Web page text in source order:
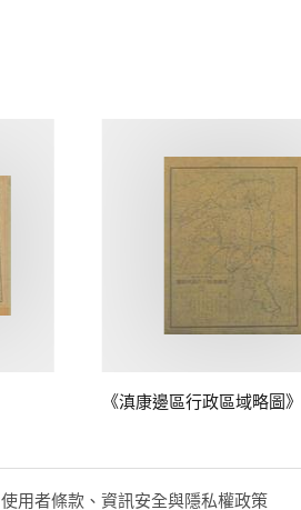
《滇康邊區行政區域略圖》
使用者條款、資訊安全與隱私權政策